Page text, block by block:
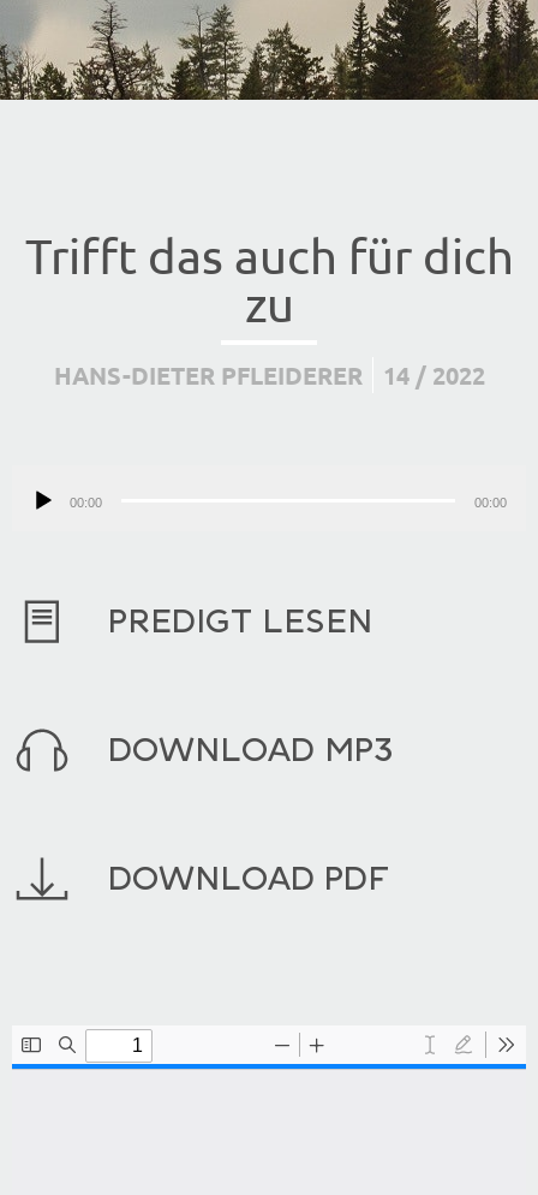
Trifft das auch für dich
zu
HANS-DIETER PFLEIDERER 14 / 2022
00:00 00:00
PREDIGT LESEN
DOWNLOAD MP3
DOWNLOAD PDF